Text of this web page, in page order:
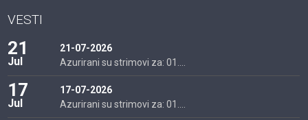
VESTI
21
Jul
21-07-2026
Azurirani su strimovi za: 01....
17
Jul
17-07-2026
Azurirani su strimovi za: 01....